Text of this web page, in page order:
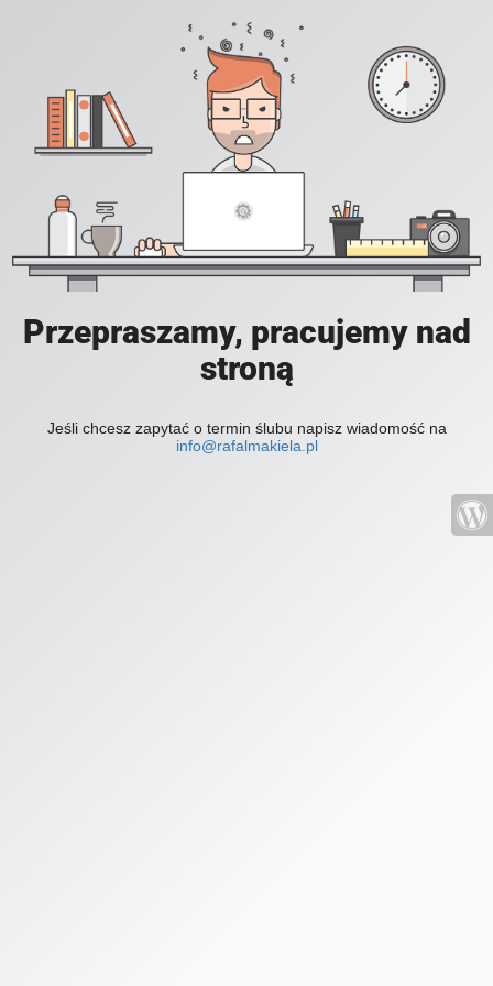
Przepraszamy, pracujemy nad
stroną
Jeśli chcesz zapytać o termin ślubu napisz wiadomość na
info@rafalmakiela.pl